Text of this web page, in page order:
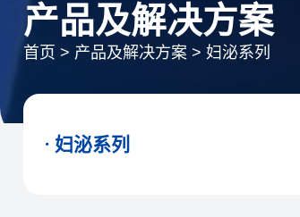
产品及解决方案
首页 > 产品及解决方案 >妇泌系列
 妇泌系列